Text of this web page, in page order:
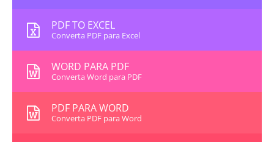
PDF TO EXCEL
Converta PDF para Excel
WORD PARA PDF
Converta Word para PDF
PDF PARA WORD
Converta PDF para Word